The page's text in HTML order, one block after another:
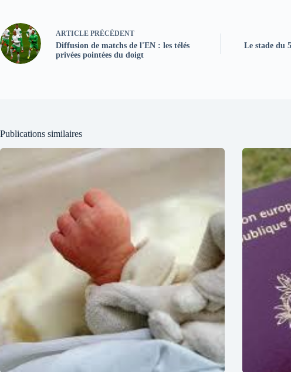
ARTICLE PRÉCÉDENT
Diffusion de matchs de l'EN : les télés
privées pointées du doigt
Le stade du
Publications similaires